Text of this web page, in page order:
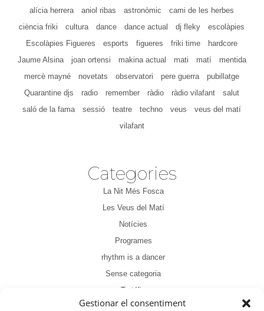
Gestionar el consentiment
alícia herrera
aniol ribas astronòmic
cami de les herbes
ciència friki
cultura dance dance actual dj fleky
escolàpies
Escolàpies Figueres
esports figueres friki time
hardcore
Jaume Alsina
joan ortensi makina actual mati matí
mentida
mercè mayné
novetats observatori pere guerra
pubillatge
Quarantine djs
radio remember ràdio ràdio vilafant
salut
saló de la fama
sessió teatre techno veus
veus del matí
vilafant
Categories
La Nit Més Fosca
Les Veus del Matí
Notícies
Programes
rhythm is a dancer
Sense categoria
Tertúlia